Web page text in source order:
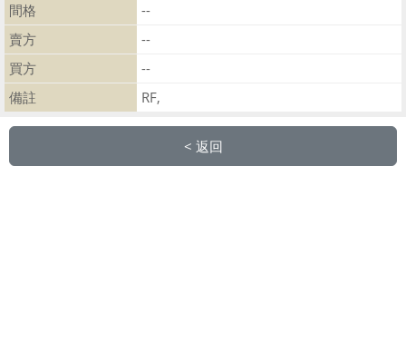
間格
--
賣方
--
買方
--
備註
RF,
< 返回